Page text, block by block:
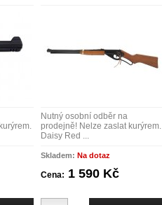
Nutný osobní odběr na
prodejně! Nelze zaslat kurýrem.
Daisy Red ...
Skladem: Na dotaz
Cena: 1 590 Kč